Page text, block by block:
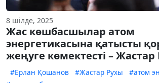
8 шілде, 2025
Жас көшбасшылар атом
энергетикасына қатысты
жеңуге көмектесті –
#Ерлан Қошанов #Жастар Рухы
#атом